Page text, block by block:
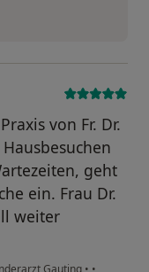
von Fr. Dr.
geht
ein. Frau Dr.
weiter